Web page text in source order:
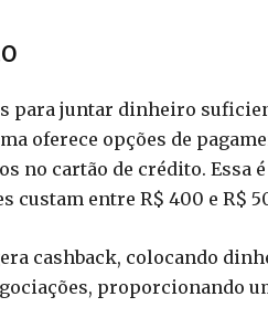
para juntar dinheiro
oferece opções de
no cartão de crédito. Essa
custam entre R$ 400 e R$
cashback, colocando
proporcionando